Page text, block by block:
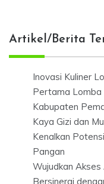
Artikel/Berita
Inovasi Kuliner
Pertama Lomba
Kabupaten
Kaya Gizi dan
Kenalkan
Pangan
Wujudkan
Bersinergi